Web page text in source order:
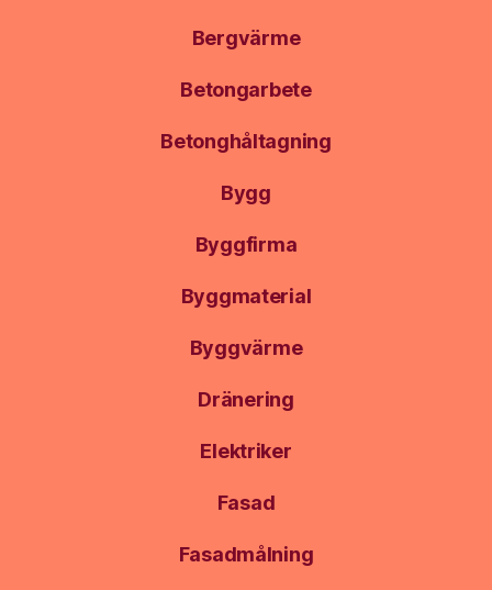
Bergvärme
Betongarbete
Betonghåltagning
Bygg
Byggfirma
Byggmaterial
Byggvärme
Dränering
Elektriker
Fasad
Fasadmålning